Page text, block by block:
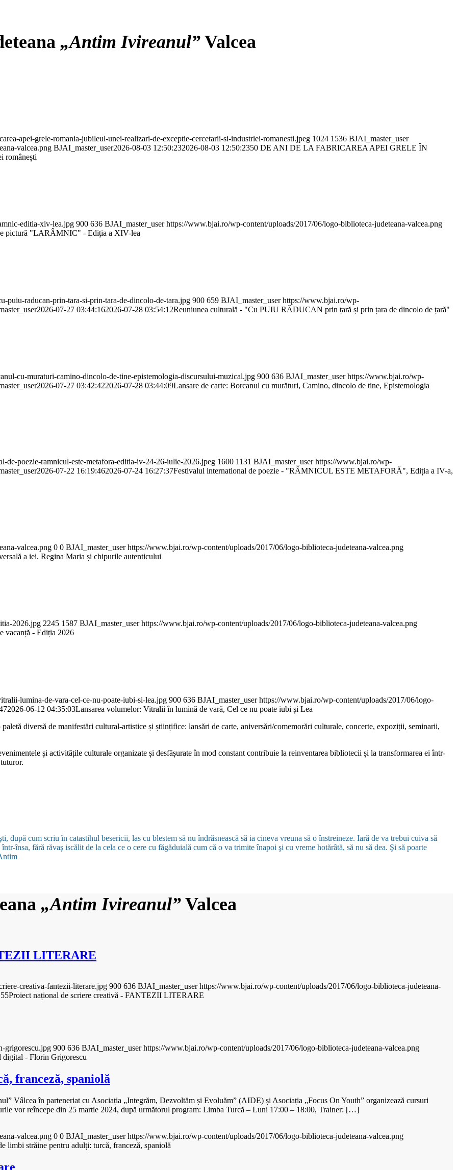
„Antim Ivireanul” Valcea
apei-grele-romania-jubileul-unei-realizari-de-exceptie-cercetarii-si-industriei-romanesti.jpeg 1024 1536 BJAI_master_user
valcea.png BJAI_master_user2026-08-03 12:50:232026-08-03 12:50:2350 DE ANI DE LA FABRICAREA APEI GRELE ÎN
românești
editia-xiv-lea.jpg 900 636 BJAI_master_user https://www.bjai.ro/wp-content/uploads/2017/06/logo-biblioteca-judeteana-valcea.png
pictură "LARÂMNIC" - Ediția a XIV-lea
puiu-raducan-prin-tara-si-prin-tara-de-dincolo-de-tara.jpg 900 659 BJAI_master_user https://www.bjai.ro/wp-
2026-07-27 03:44:162026-07-28 03:54:12Reuniunea culturală - "Cu PUIU RĂDUCAN prin țară și prin țara de dincolo de țară"
cu-muraturi-camino-dincolo-de-tine-epistemologia-discursului-muzical.jpg 900 636 BJAI_master_user https://www.bjai.ro/wp-
2026-07-27 03:42:422026-07-28 03:44:09Lansare de carte: Borcanul cu murături, Camino, dincolo de tine, Epistemologia
poezie-ramnicul-este-metafora-editia-iv-24-26-iulie-2026.jpeg 1600 1131 BJAI_master_user https://www.bjai.ro/wp-
2026-07-22 16:19:462026-07-24 16:27:37Festivalul international de poezie - "RÂMNICUL ESTE METAFORĂ", Ediția a IV-a,
valcea.png 0 0 BJAI_master_user https://www.bjai.ro/wp-content/uploads/2017/06/logo-biblioteca-judeteana-valcea.png
a iei. Regina Maria și chipurile autenticului
2026.jpg 2245 1587 BJAI_master_user https://www.bjai.ro/wp-content/uploads/2017/06/logo-biblioteca-judeteana-valcea.png
vacanță - Ediția 2026
lumina-de-vara-cel-ce-nu-poate-iubi-si-lea.jpg 900 636 BJAI_master_user https://www.bjai.ro/wp-content/uploads/2017/06/logo-
2026-06-12 04:35:03Lansarea volumelor: Vitralii în lumină de vară, Cel ce nu poate iubi și Lea
diversă de manifestări cultural-artistice și științifice: lansări de carte, aniversări/comemorări culturale, concerte, expoziții, seminarii,
și activitățile culturale organizate și desfășurate în mod constant contribuie la reinventarea bibliotecii și la transformarea ei într-
după cum scriu în catastihul besericii, las cu blestem să nu îndrăsnească să ia cineva vreuna să o înstreineze. Iară de va trebui cuiva să
însa, fără răvaş iscălit de la cela ce o cere cu făgăduială cum că o va trimite înapoi şi cu vreme hotărâtă, să nu să dea. Şi să poarte
„Antim Ivireanul” Valcea
LITERARE
creativa-fantezii-literare.jpg 900 636 BJAI_master_user https://www.bjai.ro/wp-content/uploads/2017/06/logo-biblioteca-judeteana-
Proiect național de scriere creativă - FANTEZII LITERARE
grigorescu.jpg 900 636 BJAI_master_user https://www.bjai.ro/wp-content/uploads/2017/06/logo-biblioteca-judeteana-valcea.png
digital - Florin Grigorescu
franceză, spaniolă
Vâlcea în parteneriat cu Asociația „Integrăm, Dezvoltăm și Evoluăm” (AIDE) și Asociația „Focus On Youth” organizează cursuri
vor reîncepe din 25 martie 2024, după următorul program: Limba Turcă – Luni 17:00 – 18:00, Trainer: […]
valcea.png 0 0 BJAI_master_user https://www.bjai.ro/wp-content/uploads/2017/06/logo-biblioteca-judeteana-valcea.png
limbi străine pentru adulți: turcă, franceză, spaniolă